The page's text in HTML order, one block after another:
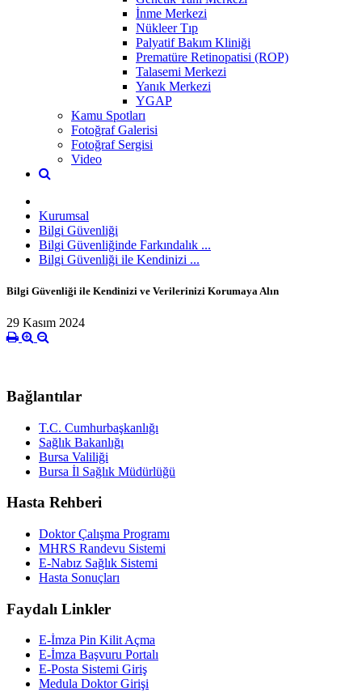
İnme Merkezi
Nükleer Tıp
Palyatif Bakım Kliniği
Prematüre Retinopatisi (ROP)
Talasemi Merkezi
Yanık Merkezi
YGAP
Kamu Spotları
Fotoğraf Galerisi
Fotoğraf Sergisi
Video
Kurumsal
Bilgi Güvenliği
Bilgi Güvenliğinde Farkındalık ...
Bilgi Güvenliği ile Kendinizi ...
Bilgi Güvenliği ile Kendinizi ve Verilerinizi Korumaya Alın
29 Kasım 2024
Bağlantılar
T.C. Cumhurbaşkanlığı
Sağlık Bakanlığı
Bursa Valiliği
Bursa İl Sağlık Müdürlüğü
Hasta Rehberi
Doktor Çalışma Programı
MHRS Randevu Sistemi
E-Nabız Sağlık Sistemi
Hasta Sonuçları
Faydalı Linkler
E-İmza Pin Kilit Açma
E-İmza Başvuru Portalı
E-Posta Sistemi Giriş
Medula Doktor Girişi